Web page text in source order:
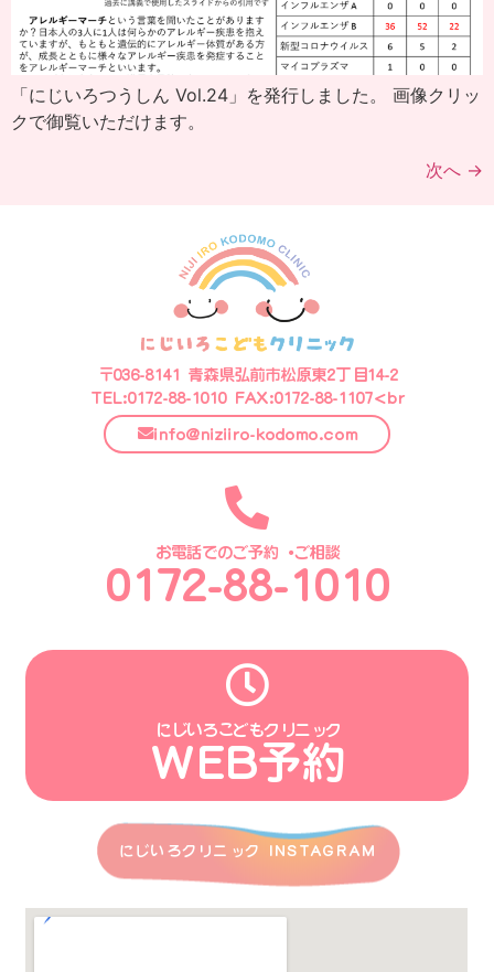
「にじいろつうしん Vol.24」を発行しました。 画像クリッ
クで御覧いただけます。
次へ →
〒036-8141 青森県弘前市松原東2丁目14-2
TEL:0172-88-1010 FAX:0172-88-1107<br
info@niziiro-kodomo.com
お電話でのご予約・ご相談
0172-88-1010
にじいろこどもクリニック
WEB予約
にじいろクリニック INSTAGRAM